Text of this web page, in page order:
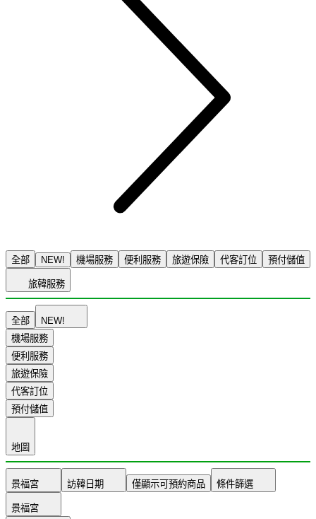
全部 NEW! 機場服務 便利服務 旅遊保險 代客訂位 預付儲值
旅韓服務
全部
NEW!
機場服務
便利服務
旅遊保險
代客訂位
預付儲值
地圖
景福宮 訪韓日期 僅顯示可預約商品 條件篩選
景福宮